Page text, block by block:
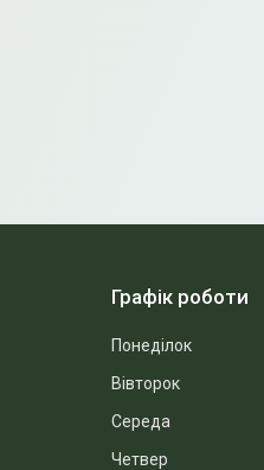
Графік роботи
Понеділок
Вівторок
Середа
Четвер